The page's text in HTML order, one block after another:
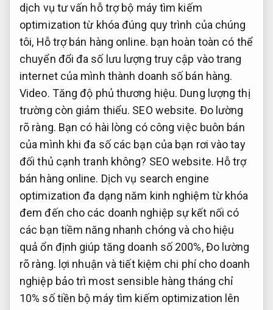
dịch vụ tư vấn hỗ trợ bộ máy tìm kiếm
optimization từ khóa đúng quy trình của chúng
tôi, Hỗ trợ bán hàng online. bạn hoàn toàn có thể
chuyển đổi đa số lưu lượng truy cập vào trang
internet của mình thành doanh số bán hàng.
Video. Tăng độ phủ thương hiệu. Dung lượng thị
trường còn giảm thiểu. SEO website. Đo lường
rõ ràng. Bạn có hài lòng có công việc buôn bán
của mình khi đa số các bạn của bạn rơi vào tay
đối thủ cạnh tranh không? SEO website. Hỗ trợ
bán hàng online. Dịch vụ search engine
optimization đa dạng năm kinh nghiệm từ khóa
đem đến cho các doanh nghiệp sự kết nối có
các bạn tiềm năng nhanh chóng và cho hiệu
quả ổn định giúp tăng doanh số 200%,Đo lường
rõ ràng. lợi nhuận và tiết kiệm chi phí cho doanh
nghiệp bảo trì most sensible hàng tháng chỉ
10% số tiền bộ máy tìm kiếm optimization lên